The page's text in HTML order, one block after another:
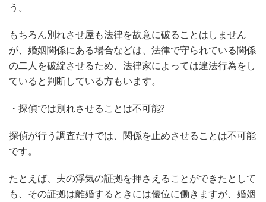
う。
もちろん別れさせ屋も法律を故意に破ることはしません
が、婚姻関係にある場合などは、法律で守られている関係
の二人を破綻させるため、法律家によっては違法行為をし
ていると判断している方もいます。
・探偵では別れさせることは不可能?
探偵が行う調査だけでは、関係を止めさせることは不可能
です。
たとえば、夫の浮気の証拠を押さえることができたとして
も、その証拠は離婚するときには優位に働きますが、婚姻